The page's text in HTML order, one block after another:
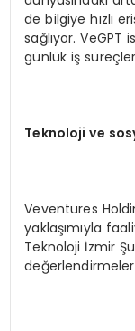
de bilgiye hızlı
sağlıyor. VeGPT
günlük iş
Teknoloji ve
Veventures
yaklaşımıyla
Teknoloji İzmir